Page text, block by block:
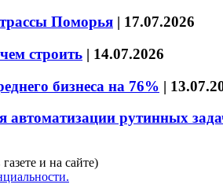
Поморья | 17.07.2026
строить | 14.07.2026
бизнеса на 76% |
автоматизации рутинных
и на сайте)